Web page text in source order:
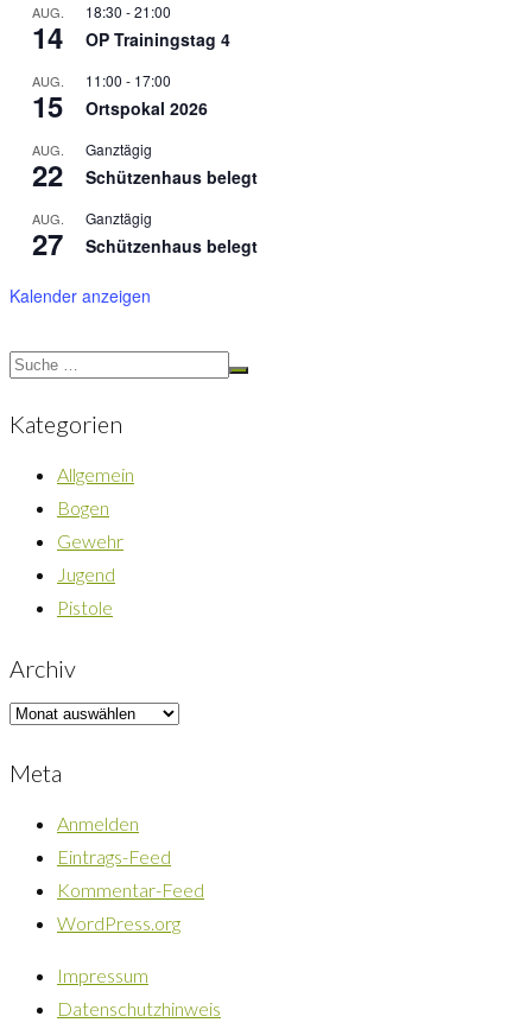
AUG.
14
18:30 -21:00
OP Trainingstag 4
AUG.
15
11:00 - 17:00
Ortspokal 2026
AUG.
22
Ganztägig
Schützenhaus belegt
AUG.
27
Ganztägig
Schützenhaus belegt
Kalender anzeigen
Kategorien
Allgemein
Bogen
Gewehr
Jugend
Pistole
Archiv
Archiv
Meta
Anmelden
Eintrags-Feed
Kommentar-Feed
WordPress.org
Impressum
Datenschutzhinweis